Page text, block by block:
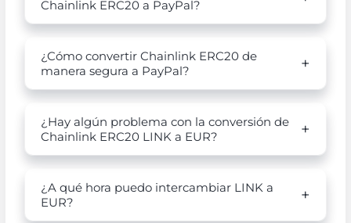
Chainlink ERC20 a PayPal?
¿Cómo convertir Chainlink ERC20 de
manera segura a PayPal?
¿Hay algún problema con la conversión de
Chainlink ERC20 LINK a EUR?
¿A qué hora puedo intercambiar LINK a
EUR?